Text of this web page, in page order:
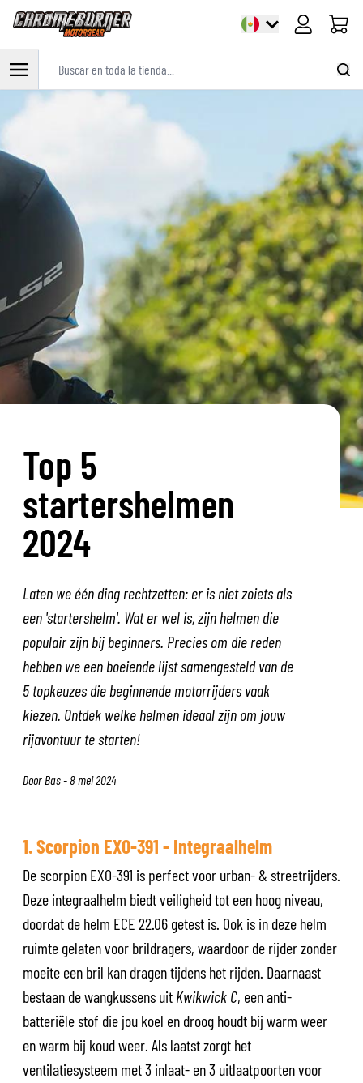
Ir al contenido
Top 5
startershelmen
2024
Laten we één ding rechtzetten: er is niet zoiets als
een 'startershelm'. Wat er wel is, zijn helmen die
populair zijn bij beginners. Precies om die reden
hebben we een boeiende lijst samengesteld van de
5 topkeuzes die beginnende motorrijders vaak
kiezen. Ontdek welke helmen ideaal zijn om jouw
rijavontuur te starten!
Door Bas - 8 mei 2024
1. Scorpion EXO-391 - Integraalhelm
De scorpion EXO-391 is perfect voor urban- & streetrijders.
Deze integraalhelm biedt veiligheid tot een hoog niveau,
doordat de helm ECE 22.06 getest is. Ook is in deze helm
ruimte gelaten voor brildragers, waardoor de rijder zonder
moeite een bril kan dragen tijdens het rijden. Daarnaast
bestaan de wangkussens uit Kwikwick C, een anti-
batteriële stof die jou koel en droog houdt bij warm weer
en warm bij koud weer. Als laatst zorgt het
ventilatiesysteem met 3 inlaat- en 3 uitlaatpoorten voor